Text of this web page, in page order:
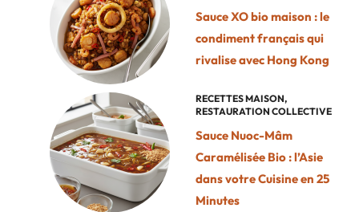
Sauce XO bio maison : le
condiment français qui
rivalise avec Hong Kong
RECETTES MAISON,
RESTAURATION COLLECTIVE
Sauce Nuoc-Mâm
Caramélisée Bio : l’Asie
dans votre Cuisine en 25
Minutes